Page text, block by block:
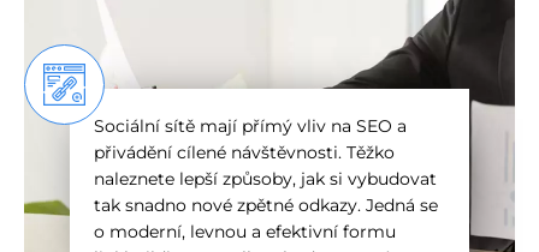
Sociální sítě mají přímý vliv na SEO a
přivádění cílené návštěvnosti. Těžko
naleznete lepší způsoby, jak si vybudovat
tak snadno nové zpětné odkazy. Jedná se
o moderní, levnou a efektivní formu